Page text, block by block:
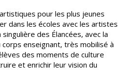
pour les plus jeunes
dans les écoles avec les artistes
des Élancées, avec la
enseignant, très mobilisé à
des moments de culture
et enrichir leur vision du